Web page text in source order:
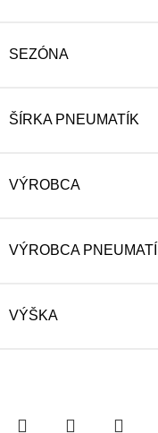
SEZÓNA
ŠÍRKA PNEUMATÍK
VÝROBCA
VÝROBCA
VÝŠKA